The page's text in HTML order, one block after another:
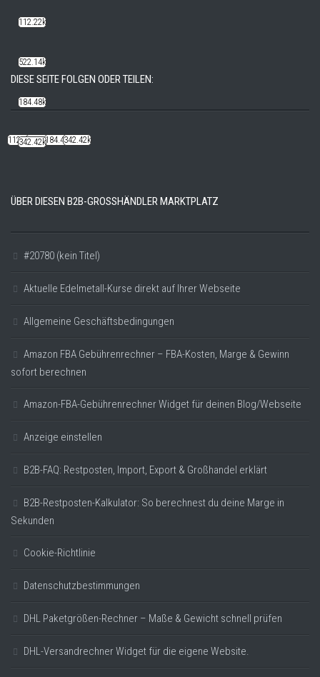
DIESE SEITE FOLGEN ODER TEILEN:
112.22k522.14k184.48k342.42k
ÜBER DIESEN B2B-GROSSHÄNDLER MARKTPLATZ
#20780 (kein Titel)
Aktuelle Edelmetall-Kurse direkt auf Ihrer Webseite
Allgemeine Geschäftsbedingungen
Amazon FBA Gebührenrechner – FBA-Kosten, Marge & Gewinn
sofort berechnen
Amazon-FBA-Gebührenrechner Widget für deinen Blog/Webseite
Anzeige einstellen
B2B-FAQ: Restposten, Import, Export & Großhandel erklärt
B2B-Restposten-Kalkulator: So berechnest du deine Marge in
Sekunden
Cookie-Richtlinie
Datenschutzbestimmungen
DHL Paketgrößen-Rechner – Maße & Gewicht schnell prüfen
DHL-Versandrechner Widget für die eigene Website.
112.22k
522.14k
184.48k
342.42k